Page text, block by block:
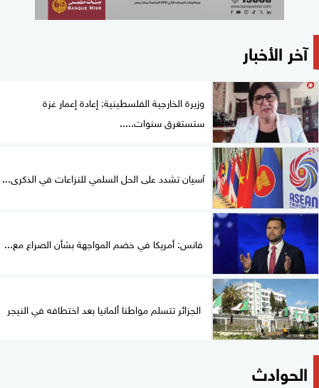
آخر الأخبار
وزيرة الخارجية الفلسطينية: إعادة إعمار غزة
ستستغرق سنوات.....
آسيان تشدد على الحل السلمي للنزاعات في الذكرى...
فانس: أمريكا في خضم المواجهة بشأن الصراع مع...
الجزائر تتسلم مواطنا ألمانيا بعد اختطافه في النيجر
الحوادث